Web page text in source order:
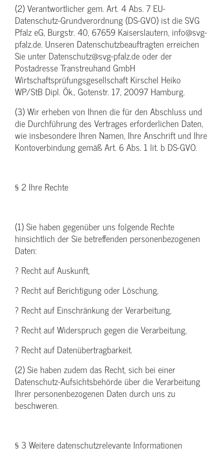
(2) Verantwortlicher gem. Art. 4 Abs. 7 EU-
Datenschutz-Grundverordnung (DS-GVO) ist die SVG
Pfalz eG, Burgstr. 40, 67659 Kaiserslautern, info@svg-
pfalz.de. Unseren Datenschutzbeauftragten erreichen
Sie unter Datenschutz@svg-pfalz.de oder der
Postadresse Transtreuhand GmbH
Wirtschaftsprüfungsgesellschaft Kirschel Heiko
WP/StB Dipl. Ök., Gotenstr. 17, 20097 Hamburg.
(3) Wir erheben von Ihnen die für den Abschluss und
die Durchführung des Vertrages erforderlichen Daten,
wie insbesondere Ihren Namen, Ihre Anschrift und Ihre
Kontoverbindung gemäß Art. 6 Abs. 1 lit. b DS-GVO.
§ 2 Ihre Rechte
(1) Sie haben gegenüber uns folgende Rechte
hinsichtlich der Sie betreffenden personenbezogenen
Daten:
? Recht auf Auskunft,
? Recht auf Berichtigung oder Löschung,
? Recht auf Einschränkung der Verarbeitung,
? Recht auf Widerspruch gegen die Verarbeitung,
? Recht auf Datenübertragbarkeit.
(2) Sie haben zudem das Recht, sich bei einer
Datenschutz-Aufsichtsbehörde über die Verarbeitung
Ihrer personenbezogenen Daten durch uns zu
beschweren.
§ 3 Weitere datenschutzrelevante Informationen